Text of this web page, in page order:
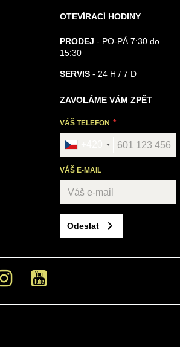
OTEVÍRACÍ HODINY
PRODEJ - PO-PÁ 7:30 do
15:30
SERVIS - 24 H / 7 D
ZAVOLÁME VÁM ZPĚT
VÁŠ TELEFON
VÁŠ E-MAIL
Odeslat
Youtube